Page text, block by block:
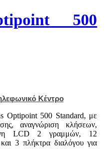
500
Κέντρο
Optipoint 500 Standard, με
αναγνώριση κλήσεων,
LCD 2 γραμμών, 12
3 πλήκτρα διαλόγου για